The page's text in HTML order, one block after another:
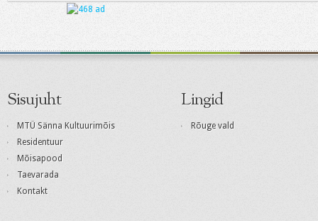
Sisujuht
MTÜ Sänna Kultuurimõis
Residentuur
Mõisapood
Taevarada
Kontakt
Lingid
Rõuge vald